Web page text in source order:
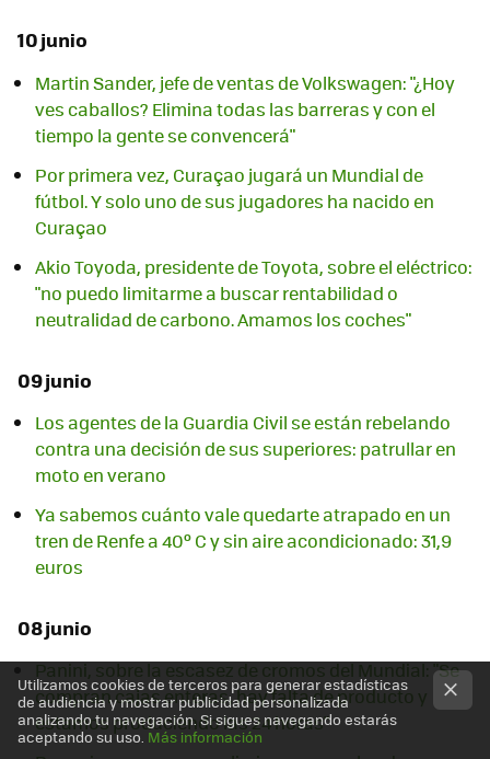
10 junio
Martin Sander, jefe de ventas de Volkswagen: "¿Hoy
ves caballos? Elimina todas las barreras y con el
tiempo la gente se convencerá"
Por primera vez, Curaçao jugará un Mundial de
fútbol. Y solo uno de sus jugadores ha nacido en
Curaçao
Akio Toyoda, presidente de Toyota, sobre el eléctrico:
"no puedo limitarme a buscar rentabilidad o
neutralidad de carbono. Amamos los coches"
09 junio
Los agentes de la Guardia Civil se están rebelando
contra una decisión de sus superiores: patrullar en
moto en verano
Ya sabemos cuánto vale quedarte atrapado en un
tren de Renfe a 40º C y sin aire acondicionado: 31,9
euros
08 junio
Panini, sobre la escasez de cromos del Mundial: "Se
compran cajas enteras, hay falta de producto y
estamos produciendo las 24 horas"
Utilizamos cookies de terceros para generar estadísticas
de audiencia y mostrar publicidad personalizada
analizando tu navegación. Si sigues navegando estarás
aceptando su uso.Más información